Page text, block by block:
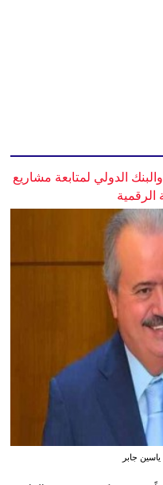
والبنك الدولي لمتابعة مشاريع
ياسين جابر